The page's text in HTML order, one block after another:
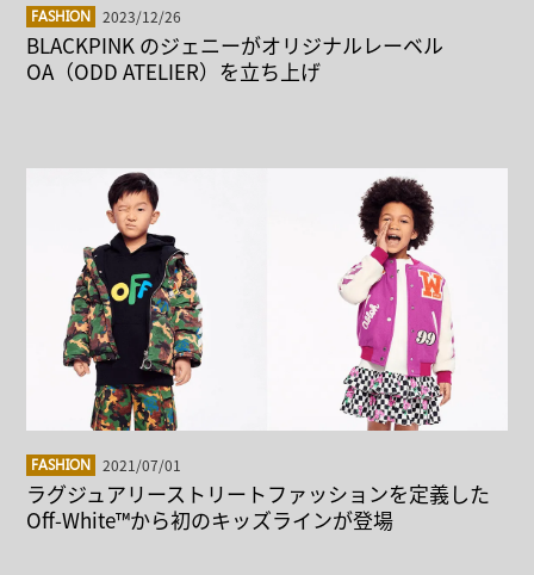
FASHION 2023/12/26
BLACKPINK のジェニーがオリジナルレーベル
OA（ODD ATELIER）を立ち上げ
FASHION 2021/07/01
ラグジュアリーストリートファッションを定義した
Off-White™から初のキッズラインが登場